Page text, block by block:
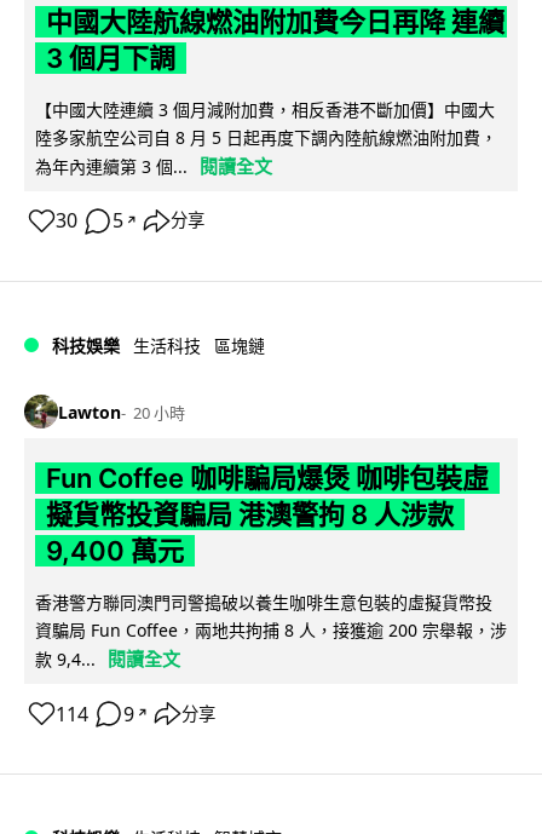
中國大陸航線燃油附加費今日再降 連續
3 個月下調
【中國大陸連續 3 個月減附加費，相反香港不斷加價】中國大
陸多家航空公司自 8 月 5 日起再度下調內陸航線燃油附加費，
為年內連續第 3 個...
閱讀全文
30 5 ↗ 分享
科技娛樂 生活科技 區塊鏈
Lawton 20 小時
Fun Coffee 咖啡騙局爆煲 咖啡包裝虛
擬貨幣投資騙局 港澳警拘 8 人涉款
9,400 萬元
香港警方聯同澳門司警搗破以養生咖啡生意包裝的虛擬貨幣投
資騙局 Fun Coffee，兩地共拘捕 8 人，接獲逾 200 宗舉報，涉
款 9,4...
閱讀全文
114 9 ↗ 分享